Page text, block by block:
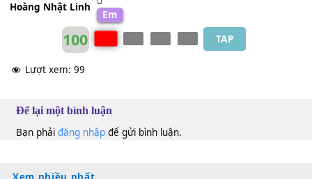
Vì tình này đã [D] chết khi người rời[G]
100
Lượt xem: 99